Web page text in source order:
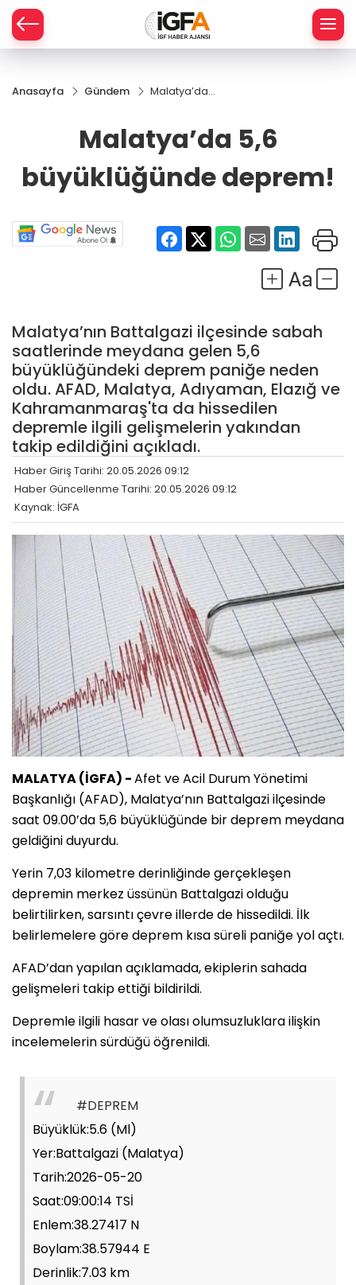
Anasayfa Gündem
Malatya’da
deprem!
Malatya’da 5,6
büyüklüğünde deprem!
Malatya’nın Battalgazi ilçesinde sabah
saatlerinde meydana gelen 5,6
büyüklüğündeki deprem paniğe neden
oldu. AFAD, Malatya, Adıyaman, Elazığ ve
Kahramanmaraş'ta da hissedilen
depremle ilgili gelişmelerin yakından
takip edildiğini açıkladı.
Haber Giriş Tarihi: 20.05.2026 09:12
Haber Güncellenme Tarihi: 20.05.2026 09:12
Kaynak: İGFA
MALATYA (İGFA) -Afet ve Acil Durum Yönetimi
Başkanlığı (AFAD), Malatya’nın Battalgazi ilçesinde
saat 09.00’da 5,6 büyüklüğünde bir deprem meydana
geldiğini duyurdu.
Yerin 7,03 kilometre derinliğinde gerçekleşen
depremin merkez üssünün Battalgazi olduğu
belirtilirken, sarsıntı çevre illerde de hissedildi. İlk
belirlemelere göre deprem kısa süreli paniğe yol açtı.
AFAD’dan yapılan açıklamada, ekiplerin sahada
gelişmeleri takip ettiği bildirildi.
Depremle ilgili hasar ve olası olumsuzluklara ilişkin
incelemelerin sürdüğü öğrenildi.
#DEPREM
Büyüklük:5.6 (Ml)
Yer:Battalgazi (Malatya)
Tarih:2026-05-20
Saat:09:00:14 TSİ
Enlem:38.27417 N
Boylam:38.57944 E
Derinlik:7.03 km